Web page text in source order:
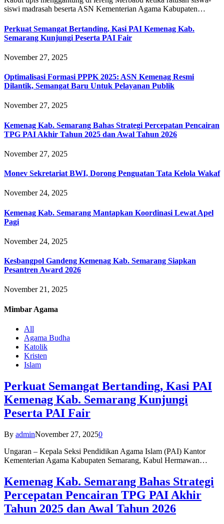
siswi madrasah beserta ASN Kementerian Agama Kabupaten…
Perkuat Semangat Bertanding, Kasi PAI Kemenag Kab.
Semarang Kunjungi Peserta PAI Fair
November 27, 2025
Optimalisasi Formasi PPPK 2025: ASN Kemenag Resmi
Dilantik, Semangat Baru Untuk Pelayanan Publik
November 27, 2025
Kemenag Kab. Semarang Bahas Strategi Percepatan Pencairan
TPG PAI Akhir Tahun 2025 dan Awal Tahun 2026
November 27, 2025
Monev Sekretariat BWI, Dorong Penguatan Tata Kelola Wakaf
November 24, 2025
Kemenag Kab. Semarang Mantapkan Koordinasi Lewat Apel
Pagi
November 24, 2025
Kesbangpol Gandeng Kemenag Kab. Semarang Siapkan
Pesantren Award 2026
November 21, 2025
Mimbar Agama
All
Agama Budha
Katolik
Kristen
Islam
Perkuat Semangat Bertanding, Kasi PAI
Kemenag Kab. Semarang Kunjungi
Peserta PAI Fair
By adminNovember 27, 20250
Ungaran – Kepala Seksi Pendidikan Agama Islam (PAI) Kantor
Kementerian Agama Kabupaten Semarang, Kabul Hermawan…
Kemenag Kab. Semarang Bahas Strategi
Percepatan Pencairan TPG PAI Akhir
Tahun 2025 dan Awal Tahun 2026